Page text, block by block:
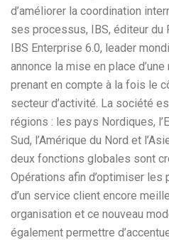
d’améliorer la coordination
ses processus, IBS, éditeur
IBS Enterprise 6.0, leader
annonce la mise en place
prenant en compte à la fois le
secteur d’activité. La société
régions : les pays Nordiques,
Sud, l’Amérique du Nord et
deux fonctions globales sont
Opérations afin d’optimiser
d’un service client encore
organisation et ce nouveau
également permettre